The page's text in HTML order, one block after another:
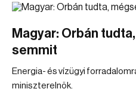
Magyar: Orbán
semmit
Energia- és vízügyi
miniszterelnök.